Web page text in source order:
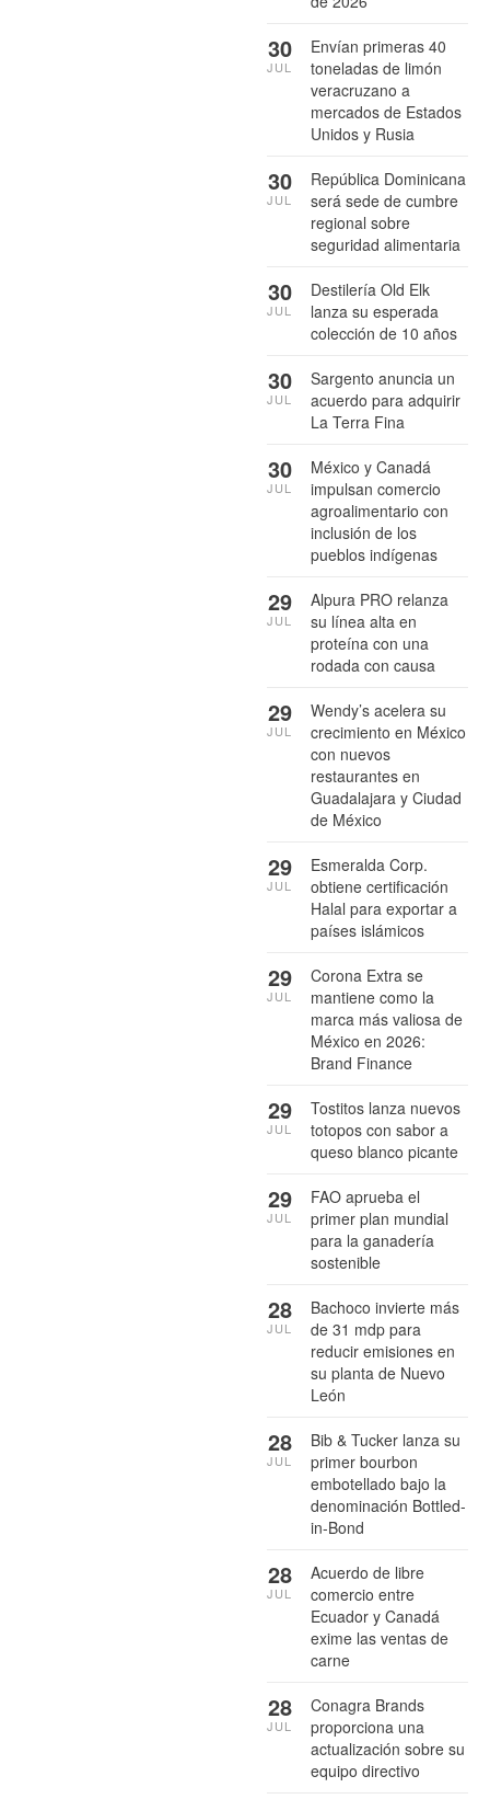
Envían primeras 40
toneladas de limón
veracruzano a
mercados de Estados
Unidos y Rusia
30
JUL
República Dominicana
será sede de cumbre
regional sobre
seguridad alimentaria
30
JUL
Destilería Old Elk
lanza su esperada
colección de 10 años
30
JUL
Sargento anuncia un
acuerdo para adquirir
La Terra Fina
30
JUL
México y Canadá
impulsan comercio
agroalimentario con
inclusión de los
pueblos indígenas
30
JUL
Alpura PRO relanza
su línea alta en
proteína con una
rodada con causa
29
JUL
Wendy’s acelera su
crecimiento en México
con nuevos
restaurantes en
Guadalajara y Ciudad
de México
29
JUL
Esmeralda Corp.
obtiene certificación
Halal para exportar a
países islámicos
29
JUL
Corona Extra se
mantiene como la
marca más valiosa de
México en 2026:
Brand Finance
29
JUL
Tostitos lanza nuevos
totopos con sabor a
queso blanco picante
29
JUL
FAO aprueba el
primer plan mundial
para la ganadería
sostenible
29
JUL
Bachoco invierte más
de 31 mdp para
reducir emisiones en
su planta de Nuevo
León
28
JUL
Bib & Tucker lanza su
primer bourbon
embotellado bajo la
denominación Bottled-
in-Bond
28
JUL
Acuerdo de libre
comercio entre
Ecuador y Canadá
exime las ventas de
carne
28
JUL
Conagra Brands
proporciona una
actualización sobre su
equipo directivo
28
JUL